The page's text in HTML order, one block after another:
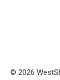
© 2026